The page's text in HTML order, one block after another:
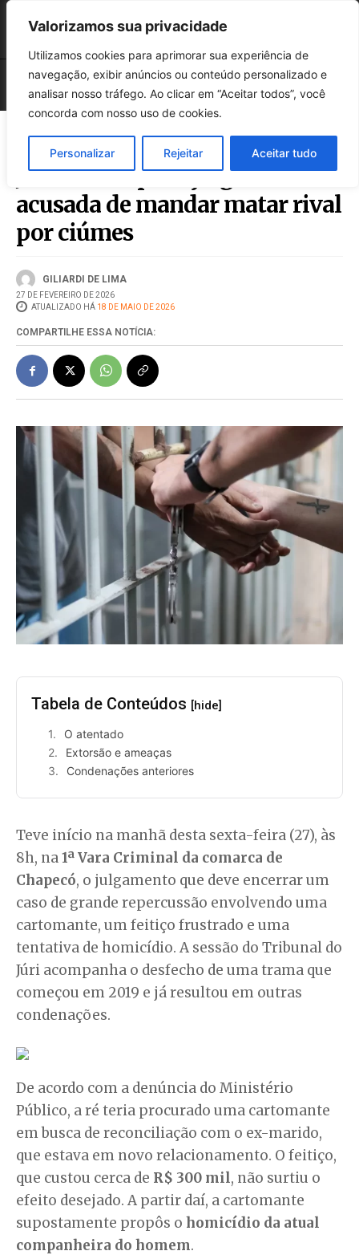
Valorizamos sua privacidade
Utilizamos cookies para aprimorar sua experiência de
navegação, exibir anúncios ou conteúdo personalizado e
analisar nosso tráfego. Ao clicar em “Aceitar todos”, você
concorda com nosso uso de cookies.
Personalizar Rejeitar Aceitar tudo
Júri em Chapecó julga mulher
acusada de mandar matar rival
por ciúmes
GILIARDI DE LIMA
27 DE FEVEREIRO DE 2026
ATUALIZADO HÁ 18 DE MAIO DE 2026
COMPARTILHE ESSA NOTÍCIA:
Tabela de Conteúdos [hide]
O atentado
Extorsão e ameaças
Condenações anteriores
Teve início na manhã desta sexta-feira (27), às
8h, na1ª Vara Criminal da comarca de
Chapecó, o julgamento que deve encerrar um
caso de grande repercussão envolvendo uma
cartomante, um feitiço frustrado e uma
tentativa de homicídio. A sessão do Tribunal do
Júri acompanha o desfecho de uma trama que
começou em 2019 e já resultou em outras
condenações.
De acordo com a denúncia do Ministério
Público, a ré teria procurado uma cartomante
em busca de reconciliação com o ex-marido,
que estava em novo relacionamento. O feitiço,
que custou cerca de R$ 300 mil, não surtiu o
efeito desejado. A partir daí, a cartomante
supostamente propôs o homicídio da atual
companheira do homem.